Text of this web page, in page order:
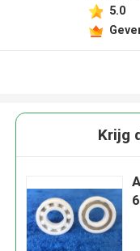
5.0
Krijg